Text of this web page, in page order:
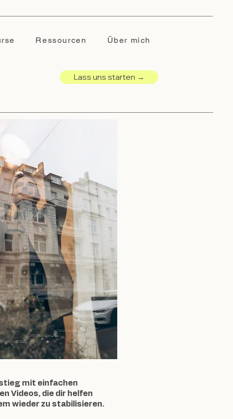
Ressourcen Über mich
Lass uns starten →
mit einfachen
Videos, die dir helfen
wieder zu stabilisieren.